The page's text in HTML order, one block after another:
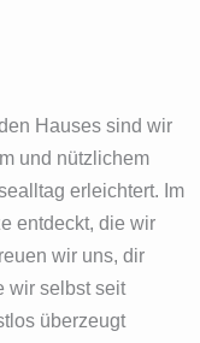
Hauses sind wir
und nützlichem
erleichtert. Im
entdeckt, die wir
wir uns, dir
wir selbst seit
überzeugt